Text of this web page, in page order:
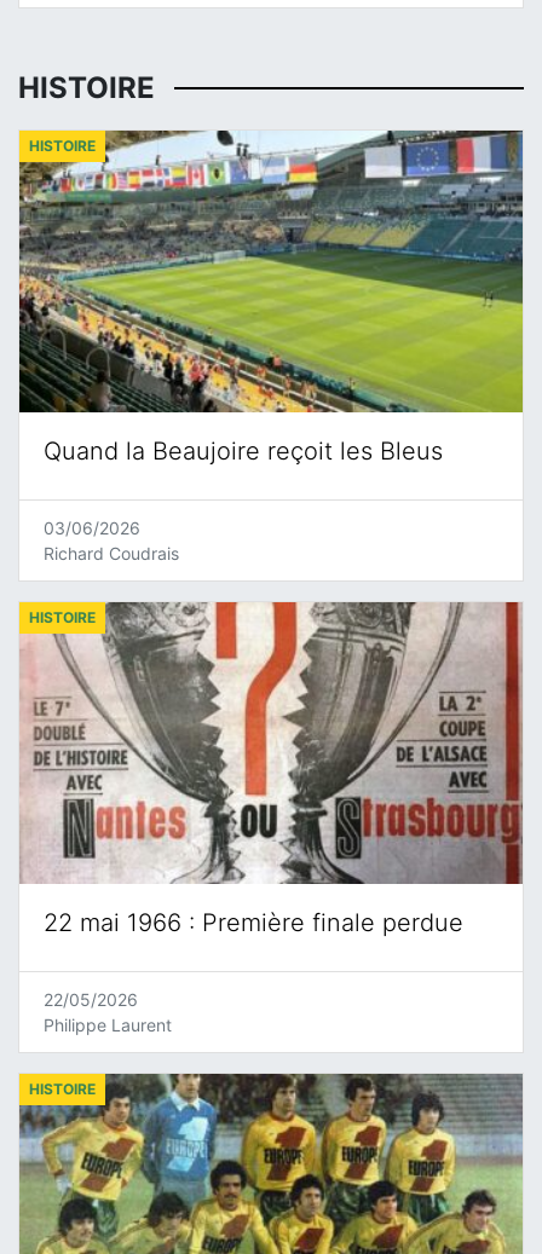
HISTOIRE
Quand la Beaujoire reçoit les Bleus
HISTOIRE
03/06/2026
Richard Coudrais
22 mai 1966 : Première finale perdue
HISTOIRE
22/05/2026
Philippe Laurent
HISTOIRE